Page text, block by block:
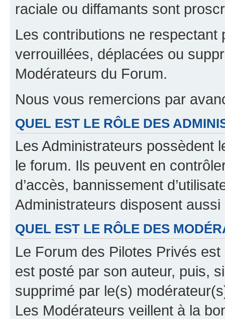
raciale ou diffamants sont
Les contributions ne
verrouillées, déplacées ou
Modérateurs du Forum.
Nous vous remercions par
QUEL EST LE RÔLE DES
Les Administrateurs possèdent
le forum. Ils peuvent en
d’accès, bannissement
Administrateurs disposent
QUEL EST LE RÔLE DES
Le Forum des Pilotes Privés
est posté par son auteur, puis,
supprimé par le(s)
Les Modérateurs veillent à la